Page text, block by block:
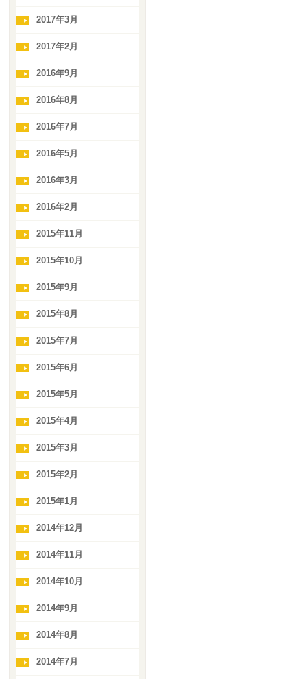
2017年3月
2017年2月
2016年9月
2016年8月
2016年7月
2016年5月
2016年3月
2016年2月
2015年11月
2015年10月
2015年9月
2015年8月
2015年7月
2015年6月
2015年5月
2015年4月
2015年3月
2015年2月
2015年1月
2014年12月
2014年11月
2014年10月
2014年9月
2014年8月
2014年7月